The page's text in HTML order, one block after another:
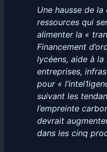
Une hausse de
ressources qui
alimenter la «
Financement
lycéens, aide à
entreprises,
pour «
suivant les
l’empreinte
devrait
dans les cinq